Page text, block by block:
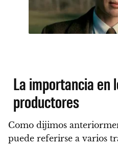
La importancia en
productores
Como dijimos
puede referirse a varios